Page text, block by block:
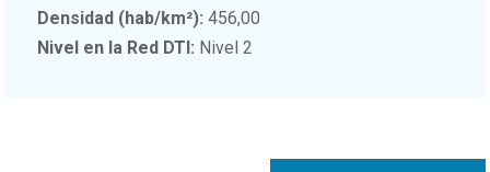
Densidad (hab/km²): 456,00
Nivel en la Red DTI: Nivel 2